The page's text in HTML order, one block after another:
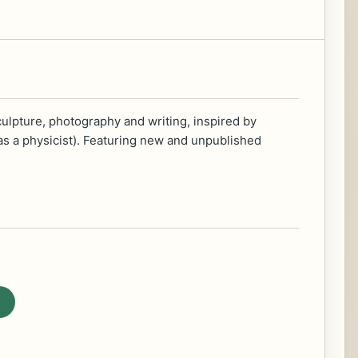
photography and writing, inspired by
a physicist). Featuring new and unpublished